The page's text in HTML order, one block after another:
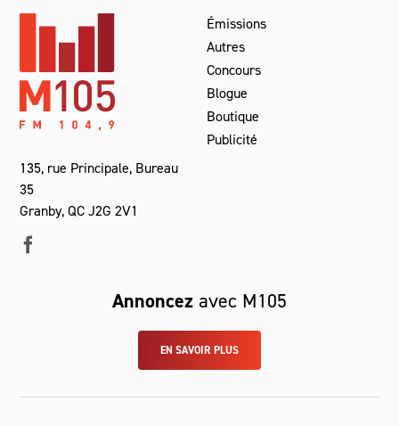
135, rue Principale, Bureau
35
Granby, QC J2G 2V1
Émissions
Autres
Concours
Blogue
Boutique
Publicité
Annoncez avec M105
EN SAVOIR PLUS